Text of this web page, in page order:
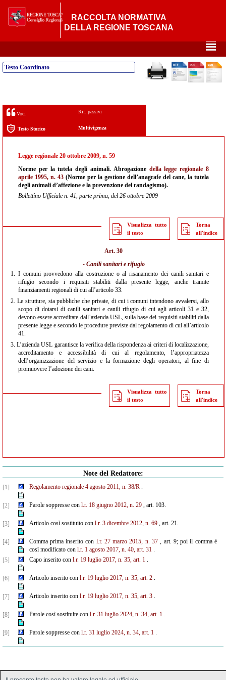
RACCOLTA NORMATIVA
DELLA REGIONE TOSCANA
²
Testo Coordinato
Voci Rif. passivi
Testo Storico Multivigenza
Legge regionale 20 ottobre 2009, n. 59
Norme per la tutela degli animali. Abrogazione della legge regionale 8
aprile 1995, n. 43 (Norme per la gestione dell’anagrafe del cane, la tutela
degli animali d’affezione e la prevenzione del randagismo).
Bollettino Ufficiale n. 41, parte prima, del 26 ottobre 2009
Visualizza tutto
il testo
Torna
all'indice
Art. 30
- Canili sanitari e rifugio
1. I comuni provvedono alla costruzione o al risanamento dei canili sanitari e
rifugio secondo i requisiti stabiliti dalla presente legge, anche tramite
finanziamenti regionali di cui all’articolo 33.
2. Le strutture, sia pubbliche che private, di cui i comuni intendono avvalersi, allo
scopo di dotarsi di canili sanitari e canili rifugio di cui agli articoli 31 e 32,
devono essere accreditate dall’azienda USL, sulla base dei requisiti stabiliti dalla
presente legge e secondo le procedure previste dal regolamento di cui all’articolo
41.
3. L’azienda USL garantisce la verifica della rispondenza ai criteri di localizzazione,
accreditamento e accessibilità di cui al regolamento, l’appropriatezza
dell’organizzazione del servizio e la formazione degli operatori, al fine di
promuovere l’adozione dei cani.
Visualizza tutto
il testo
Torna
all'indice
Note del Redattore:
[1] Regolamento regionale 4 agosto 2011, n. 38/R.
[2] Parole soppresse con l.r. 18 giugno 2012, n. 29, art. 103.
[3] Articolo così sostituito con l.r. 3 dicembre 2012, n. 69, art. 21.
[4] Comma prima inserito con l.r. 27 marzo 2015, n. 37, art. 9; poi il comma è
così modificato con l.r. 1 agosto 2017, n. 40, art. 31.
[5]
Capo inserito con l.r. 19 luglio 2017, n. 35, art. 1.
[6] Articolo inserito con l.r. 19 luglio 2017, n. 35, art. 2.
[7] Articolo inserito con l.r. 19 luglio 2017, n. 35, art. 3.
[8] Parole così sostituite con l.r. 31 luglio 2024, n. 34, art. 1.
[9] Parole soppresse con l.r. 31 luglio 2024, n. 34, art. 1.